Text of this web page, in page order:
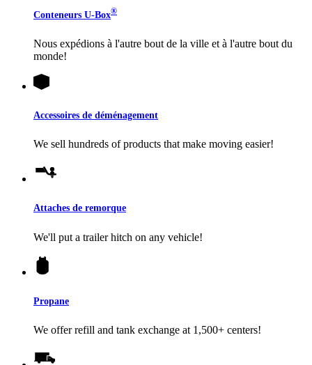
Conteneurs U-Box®
Nous expédions à l'autre bout de la ville et à l'autre bout du
monde!
Accessoires de déménagement
We sell hundreds of products that make moving easier!
Attaches de remorque
We'll put a trailer hitch on any vehicle!
Propane
We offer refill and tank exchange at 1,500+ centers!